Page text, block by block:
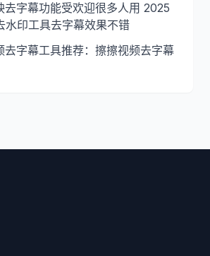
去字幕功能受欢迎很多人用 2025
水印工具去字幕效果不错
去字幕工具推荐：擦擦视频去字幕